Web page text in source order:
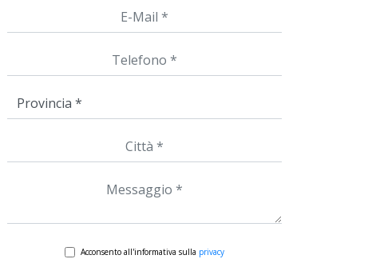
Acconsento all'informativa sulla privacy